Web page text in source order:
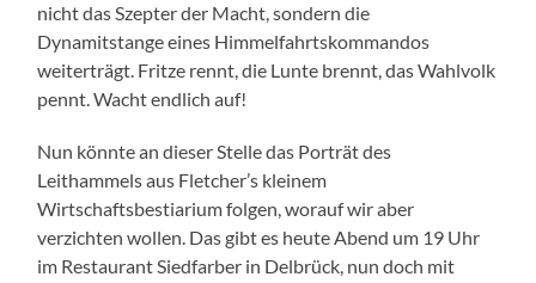
nicht das Szepter der Macht, sondern die
Dynamitstange eines Himmelfahrtskommandos
weiterträgt. Fritze rennt, die Lunte brennt, das Wahlvolk
pennt. Wacht endlich auf!
Nun könnte an dieser Stelle das Porträt des
Leithammels aus Fletcher’s kleinem
Wirtschaftsbestiarium folgen, worauf wir aber
verzichten wollen. Das gibt es heute Abend um 19 Uhr
im Restaurant Siedfarber in Delbrück, nun doch mit